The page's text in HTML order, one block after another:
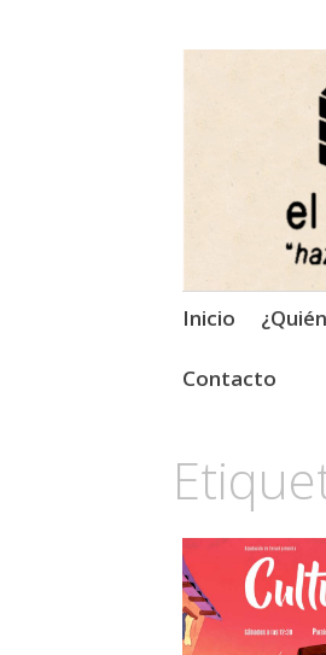
El
Saltar
contenido
Inicio
Contacto